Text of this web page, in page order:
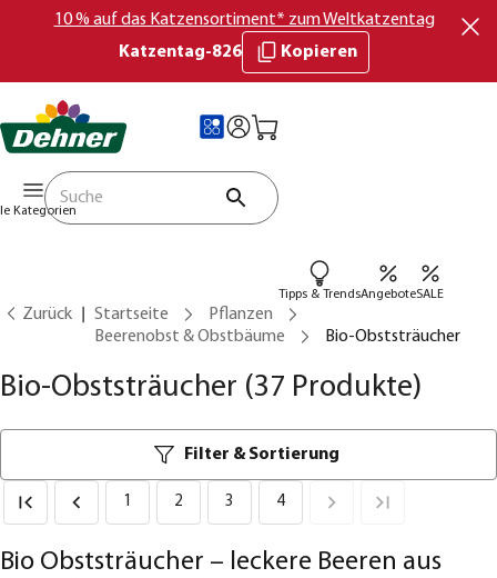
10 % auf das Katzensortiment* zum Weltkatzentag
Katzentag-826
Kopieren
Kategorien
Tipps & TrendsAngeboteSALE
Zurück Startseite
Pflanzen
Beerenobst & Obstbäume
Bio-Obststräucher
Bio-Obststräucher (37 Produkte)
Filter & Sortierung
1 2 3 4
Bio Obststräucher – leckere Beeren aus